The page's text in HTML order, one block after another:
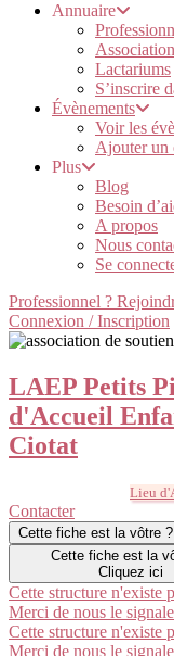
Annuaire
Lactariums
S’inscrire
Évènements
Voir les
Ajouter un
Plus
Blog
Besoin
A propos
Nous
Se
Professionnel ?
Connexion / Inscription
LAEP Petits
d'Accueil
Ciotat
Lieu
Contacter
Cette fiche est la vôtre
Cette fiche est la
Cliquez ici
Cette structure n'existe
Merci de nous le
Cette structure n'existe
Merci de nous le